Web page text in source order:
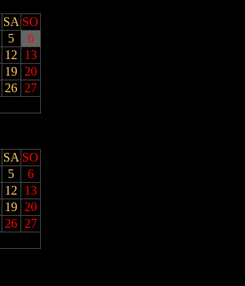
SA SO
5
6
12
13
19 20
26 27
SA SO
5
6
12
13
19 20
26 27